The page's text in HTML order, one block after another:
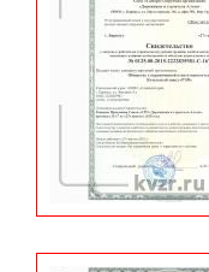
ЖКХ»
Выставка «ЖКХ
НОВОЕ
Выставка
ВЕНТИЛЯЦИЯ», г.
Золотая медаль